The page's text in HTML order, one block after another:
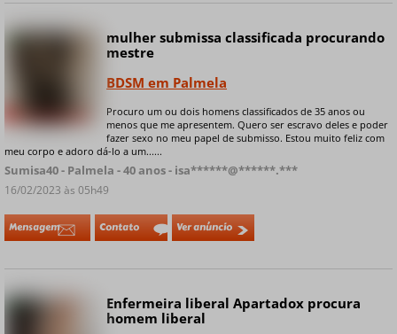
Online
+ 6 fotos privadas
mulher submissa classificada procurando
mestre
BDSM em Palmela
Procuro um ou dois homens classificados de 35 anos ou
menos que me apresentem. Quero ser escravo deles e poder
fazer sexo no meu papel de submisso. Estou muito feliz com
meu corpo e adoro dá-lo a um......
Sumisa40 - Palmela - 40 anos - isa******@******.***
16/02/2023 às 05h49
Mensagem Contato Ver anúncio
Online
Enfermeira liberal Apartadox procura
homem liberal